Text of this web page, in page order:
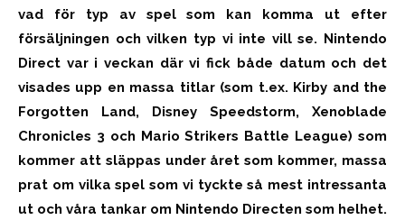
vad för typ av spel som kan komma ut efter
försäljningen och vilken typ vi inte vill se. Nintendo
Direct var i veckan där vi fick både datum och det
visades upp en massa titlar (som t.ex. Kirby and the
Forgotten Land, Disney Speedstorm, Xenoblade
Chronicles 3 och Mario Strikers Battle League) som
kommer att släppas under året som kommer, massa
prat om vilka spel som vi tyckte så mest intressanta
ut och våra tankar om Nintendo Directen som helhet.